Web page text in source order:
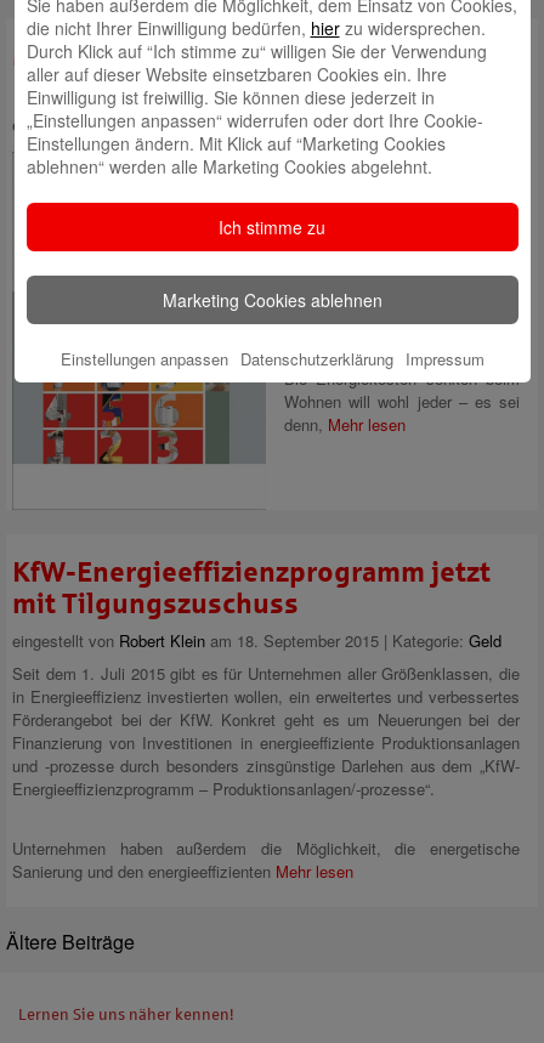
Modernisierung: 11 Bausteine statt
1.000 Tipps
eingestellt vonRobert Kleinam 18. Oktober 2015 | Kategorie:Geld
Was man bei einer energetischen
Modernisierung beachten sollte,
fasst die Broschüre „Das LBS-
Energie-Sparsystem“
verständlich und übersichtlich
zusammen. Sie kann kostenlos
bei derLBS West
Die Energiekosten senken beim
Wohnen will wohl jeder – es sei
denn, Mehr lesen
KfW-Energieeffizienzprogramm jetzt
mit Tilgungszuschuss
eingestellt von Robert Klein am 18. September 2015 | Kategorie: Geld
Seit dem 1. Juli 2015 gibt es für Unternehmen aller Größenklassen, die
in Energieeffizienz investierten wollen, ein erweitertes und verbessertes
Förderangebot bei der KfW. Konkret geht es um Neuerungen bei der
Finanzierung von Investitionen in energieeffiziente Produktionsanlagen
und -prozesse durch besonders zinsgünstige Darlehen aus dem „KfW-
Energieeffizienzprogramm – Produktionsanlagen/-prozesse“.
Unternehmen haben außerdem die Möglichkeit, die energetische
Sanierung und den energieeffizienten Mehr lesen
Ältere Beiträge
Lernen Sie uns näher kennen!
Sie haben außerdem die Möglichkeit, dem Einsatz von Cookies,
die nicht Ihrer Einwilligung bedürfen, hierzu widersprechen.
Durch Klick auf “Ich stimme zu“ willigen Sie der Verwendung
aller auf dieser Website einsetzbaren Cookies ein. Ihre
Einwilligung ist freiwillig. Sie können diese jederzeit in
„Einstellungen anpassen“ widerrufen oder dort Ihre Cookie-
Einstellungen ändern. Mit Klick auf “Marketing Cookies
ablehnen“ werden alle Marketing Cookies abgelehnt.
Ich stimme zu
Marketing Cookies ablehnen
Einstellungen anpassen Datenschutzerklärung Impressum